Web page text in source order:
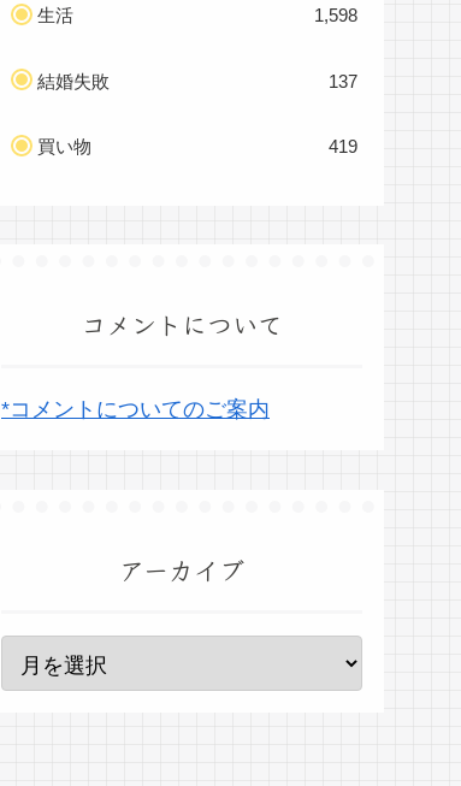
生活 1,598
結婚失敗 137
買い物 419
コメントについて
*コメントについてのご案内
アーカイブ